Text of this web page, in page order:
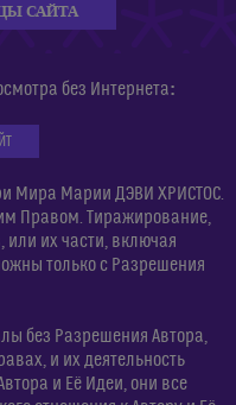
САЙТА
без Интернета:
Мира Марии ДЭВИ ХРИСТОС.
Правом. Тиражирование,
их части, включая
только с Разрешения
без Разрешения Автора,
и их деятельность
и Её Идеи, они все